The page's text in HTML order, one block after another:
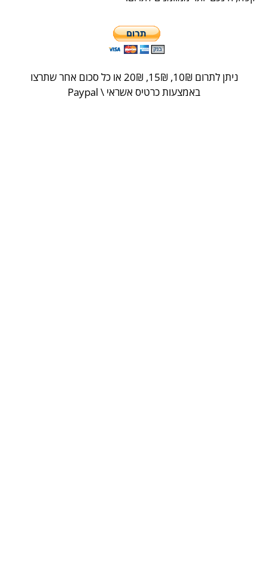
ניתן לתרום 10₪
, 15
₪
, 20
₪
או כל סכום אחר שתרצו
באמצעות כרטיס אשראי \ Paypal